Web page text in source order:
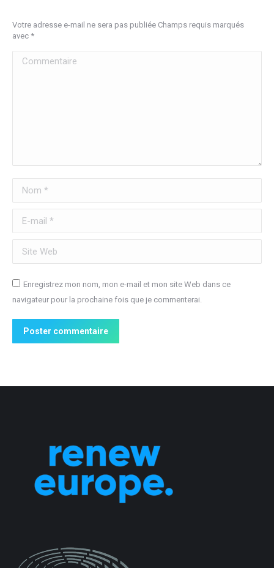
Votre adresse e-mail ne sera pas publiée Champs requis marqués
avec *
Commentaire
Nom *
E-mail *
Site Web
Enregistrez mon nom, mon e-mail et mon site Web dans ce
navigateur pour la prochaine fois que je commenterai.
Poster commentaire